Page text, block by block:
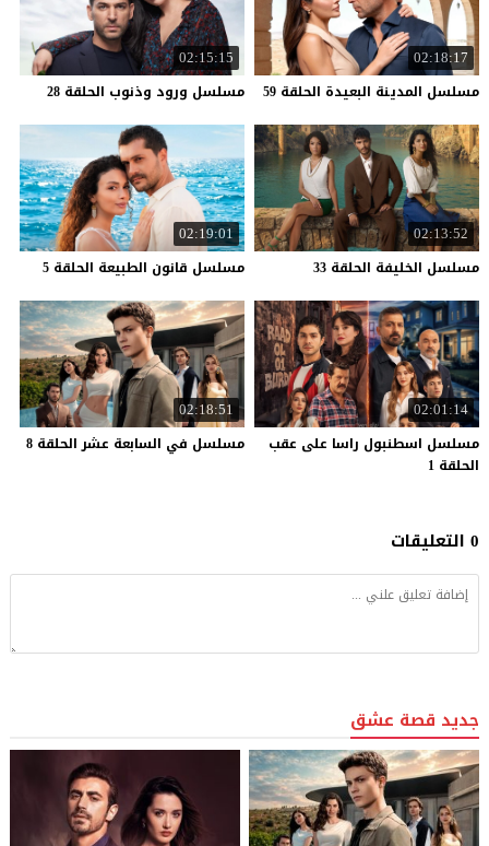
02:18:17
مسلسل المدينة البعيدة الحلقة 59
02:15:15
مسلسل ورود وذنوب الحلقة 28
02:13:52
مسلسل الخليفة الحلقة 33
02:19:01
مسلسل قانون الطبيعة الحلقة 5
02:01:14
مسلسل اسطنبول راسا على عقب
الحلقة 1
02:18:51
مسلسل في السابعة عشر الحلقة 8
0 التعليقات
جديد قصة عشق